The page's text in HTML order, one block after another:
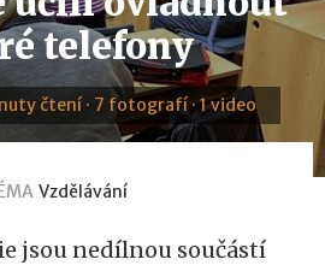
telefony
čtení · 7 fotografí · 1 video
Vzdělávání
jsou nedílnou součástí